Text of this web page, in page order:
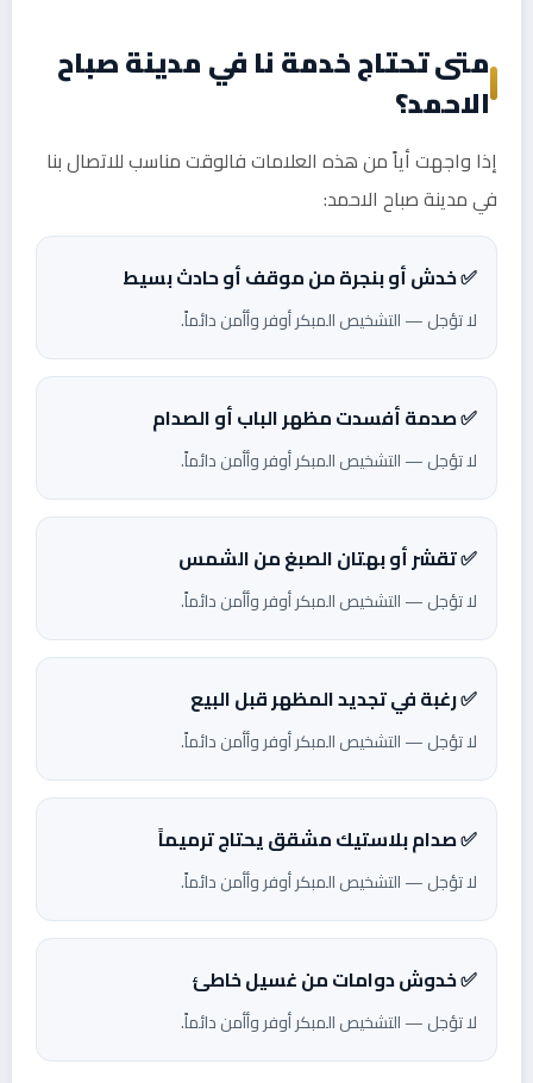
متى تحتاج خدمة نا في مدينة صباح
الاحمد؟
إذا واجهت أياً من هذه العلامات فالوقت مناسب للاتصال بنا
في مدينة صباح الاحمد:
✅ خدش أو بنجرة من موقف أو حادث بسيط
لا تؤجل — التشخيص المبكر أوفر وأأمن دائماً.
✅ صدمة أفسدت مظهر الباب أو الصدام
لا تؤجل — التشخيص المبكر أوفر وأأمن دائماً.
✅ تقشر أو بهتان الصبغ من الشمس
لا تؤجل — التشخيص المبكر أوفر وأأمن دائماً.
✅ رغبة في تجديد المظهر قبل البيع
لا تؤجل — التشخيص المبكر أوفر وأأمن دائماً.
✅ صدام بلاستيك مشقق يحتاج ترميماً
لا تؤجل — التشخيص المبكر أوفر وأأمن دائماً.
✅ خدوش دوامات من غسيل خاطئ
لا تؤجل — التشخيص المبكر أوفر وأأمن دائماً.